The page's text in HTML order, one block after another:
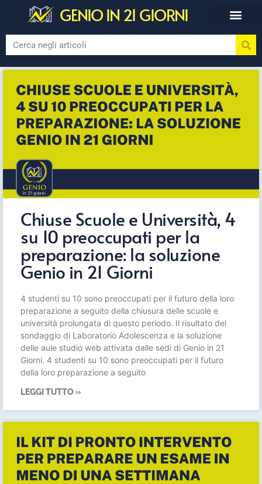
GENIO IN 21 GIORNI
Chiuse Scuole e Università, 4
su 10 preoccupati per la
preparazione: la soluzione
Genio in 21 Giorni
4 studenti su 10 sono preoccupati per il futuro della loro
preparazione a seguito della chiusura delle scuole e
università prolungata di questo periodo. Il risultato del
sondaggio di Laboratorio Adolescenza e la soluzione
delle aule studio web attivata dalle sedi di Genio in 21
Giorni. 4 studenti su 10 sono preoccupati per il futuro
della loro preparazione a seguito
LEGGI TUTTO »